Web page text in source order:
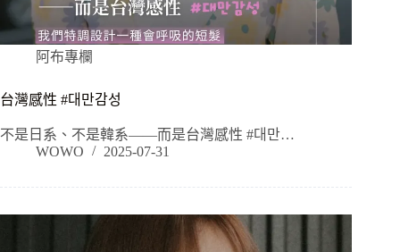
阿布專欄
台灣感性 #대만감성
不是日系、不是韓系——而是台灣感性 #대만…
WOWO
2025-07-31